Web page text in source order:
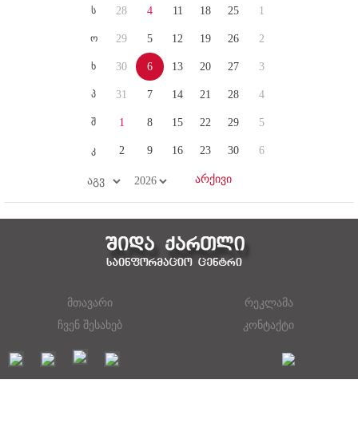
ს
ო
ხ
პ
შ
კ
28
29
30
31
1
2
4
5
6
7
8
9
11
12
13
14
15
16
18
19
20
21
22
23
25
26
27
28
29
30
1
2
3
4
5
6
მთავარი
რეკლამა
ჩვენ შესახებ
კონტაქტი